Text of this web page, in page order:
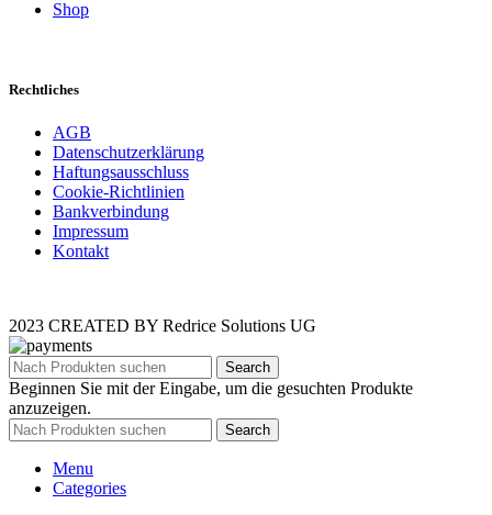
Shop
Rechtliches
AGB
Datenschutzerklärung
Haftungsausschluss
Cookie-Richtlinien
Bankverbindung
Impressum
Kontakt
2023 CREATED BY Redrice Solutions UG
Search
Beginnen Sie mit der Eingabe, um die gesuchten Produkte
anzuzeigen.
Search
Menu
Categories